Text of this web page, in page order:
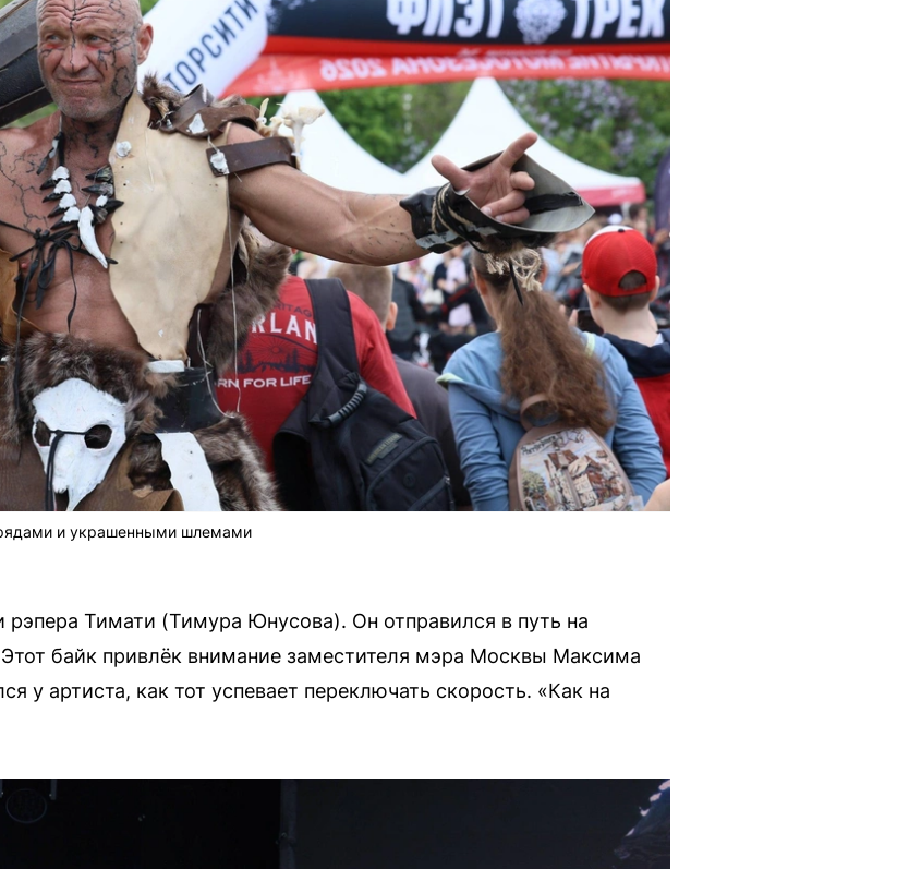
и украшенными шлемами
рэпера Тимати (Тимура Юнусова). Он отправился в путь на
байк привлёк внимание заместителя мэра Москвы Максима
у артиста, как тот успевает переключать скорость. «Как на